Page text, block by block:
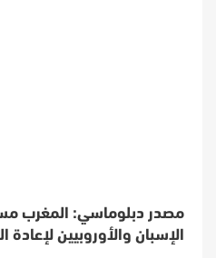
مصدر دبلوماسي: المغرب
الإسبان والأوروبيين لإعادة